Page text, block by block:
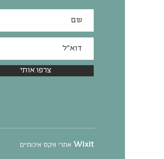
צרפו אותי
Wixit אתרי וויקס איכותיים